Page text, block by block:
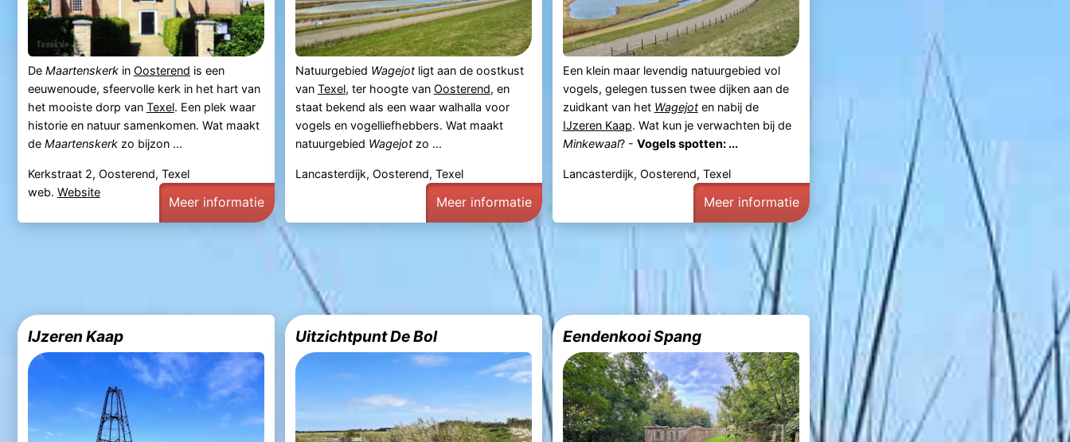
De Maartenskerkin Oosterend is een
eeuwenoude, sfeervolle kerk in het hart van
het mooiste dorp van Texel. Een plek waar
historie en natuur samenkomen. Wat maakt
de Maartenskerkzo bijzon ...
Kerkstraat 2, Oosterend, Texel
web. Website
Meer informatie
Natuurgebied Wagejotligt aan de oostkust
van Texel, ter hoogte van Oosterend, en
staat bekend als een waar walhalla voor
vogels en vogelliefhebbers. Wat maakt
natuurgebied Wagejotzo ...
Lancasterdijk, Oosterend, Texel
Meer informatie
Een klein maar levendig natuurgebied vol
vogels, gelegen tussen twee dijken aan de
zuidkant van het Wagejoten nabij de
IJzeren Kaap. Wat kun je verwachten bij de
Minkewaal? - Vogels spotten: ...
Lancasterdijk, Oosterend, Texel
Meer informatie
IJzeren Kaap Uitzichtpunt De Bol Eendenkooi Spang